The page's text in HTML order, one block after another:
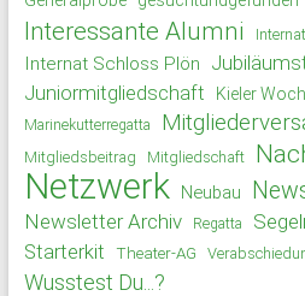
Interessante Alumni
Internat Schloss Plön
Juniormitgliedschaft Kieler
Marinekutterregatta
Mitgliedsbeitrag Mitgliedschaft
Netzwerk Neubau
Newsletter Archiv Regatta
Starterkit Theater-AG
Wusstest Du...?